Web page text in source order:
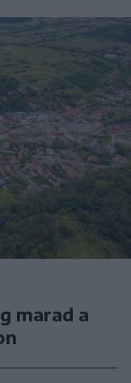
marad a